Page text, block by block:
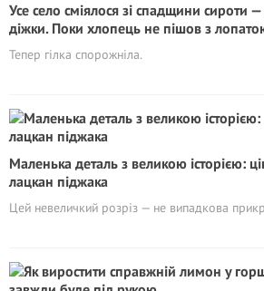
Усе село сміялося зі спадщини сироти —
діжки. Поки хлопець не пішов з
Тепер гілка спорожніла.
Маленька деталь з великою історією:
лацкан піджака
Цей невеличкий розріз — не випадкова